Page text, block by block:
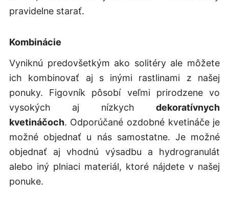
pravidelne starať.
Kombinácie
Vyniknú predovšetkým ako solitéry ale môžete
ich kombinovať aj s inými rastlinami z našej
ponuky. Figovník pôsobí veľmi prirodzene vo
vysokých aj nízkychdekoratívnych
kvetináčoch. Odporúčané ozdobné kvetináče je
možné objednať u nás samostatne. Je možné
objednať aj vhodnú výsadbu a hydrogranulát
alebo iný plniaci materiál, ktoré nájdete v našej
ponuke.